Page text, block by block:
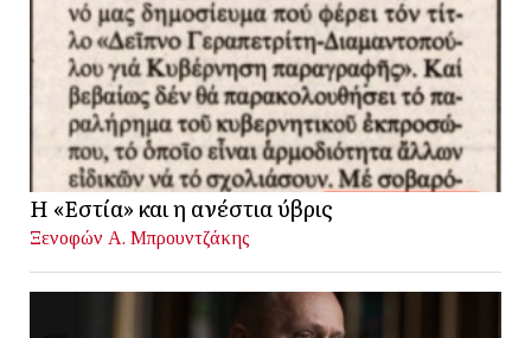
Η «Εστία» και η ανέστια ύβρις
Ξενοφών Α. Μπρουντζάκης